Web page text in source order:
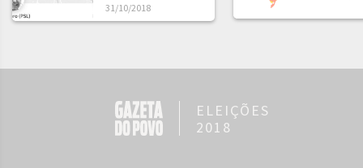
31/10/2018
ELEIÇÕES
2018